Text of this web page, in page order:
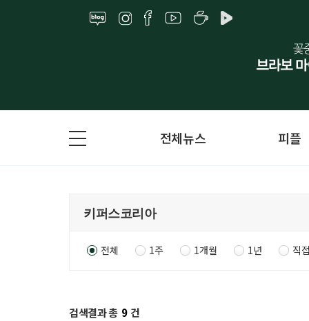
전체뉴스 피플
전체 1주 1개월 1년 직
검색결과 총 9 건